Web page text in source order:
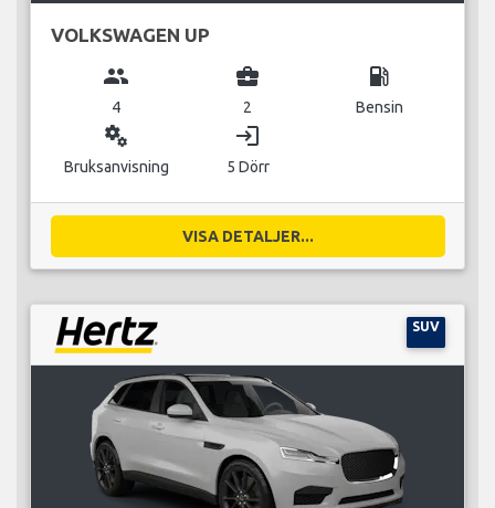
VOLKSWAGEN UP
group
4
business_center
2
local_gas_station
Bensin
miscellaneous_services
Bruksanvisning
login
5 Dörr
VISA DETALJER...
SUV